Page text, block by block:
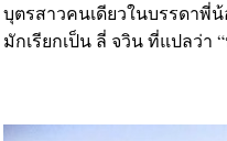
บุตรสาวคนเดียวในบรรดาพี่
มักเรียกเป็น ลี่ จวิน ที่แปลว่า